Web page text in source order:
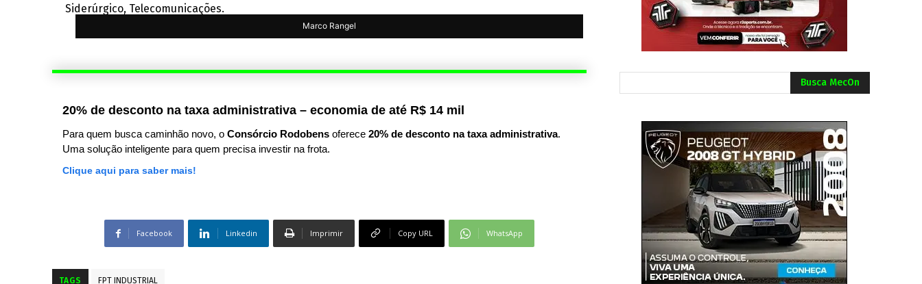
Siderúrgico, Telecomunicações.
Marco Rangel
20% de desconto na taxa administrativa – economia de até R$ 14 mil
Para quem busca caminhão novo, o Consórcio Rodobens oferece 20% de desconto na taxa administrativa.
Uma solução inteligente para quem precisa investir na frota.
Clique aqui para saber mais!
Facebook Linkedin Imprimir Copy URL WhatsApp
TAGS FPT INDUSTRIAL
Busca MecOn